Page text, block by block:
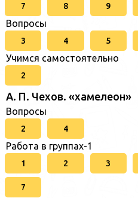
7 8 9
Вопросы
3 4 5
Учимся самостоятельно
2
А. П. Чехов. «хамелеон»
Вопросы
2 4
Работа в группах-1
1 2 3
7